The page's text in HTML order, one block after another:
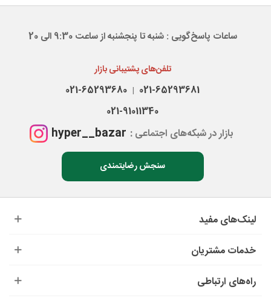
ساعات پاسخ‌گویی : شنبه تا پنجشنبه از ساعت 9:30 الی 20
تلفن‌های پشتیبانی بازار
021-65293681
|
021-65293680
021-91011340
بازار در شبکه‌های اجتماعی : hyper__bazar
سنجش رضایتمندی
لینک‌های مفید
خدمات مشتریان
راه‌های ارتباطی